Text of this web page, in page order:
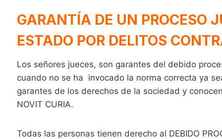
GARANTÍA DE UN PROCESO
ESTADO POR DELITOS
Los señores jueces, son garantes del debido
cuando no se ha invocado la norma correcta ya
garantes de los derechos de la sociedad y
NOVIT CURIA.
Todas las personas tienen derecho al DEBIDO